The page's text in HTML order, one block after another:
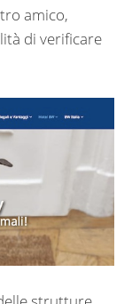
amico,
di verificare